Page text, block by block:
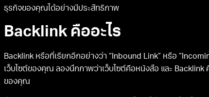
ธุรกิจของคุณได้อย่างมีประสิทธิภาพ
Backlink คืออะไร
Backlink หรือที่เรียกอีกอย่างว่า “Inbound Link” หรือ
เว็บไซต์ของคุณ ลองนึกภาพว่าเว็บไซต์คือหนังสือ และ
ของคุณ